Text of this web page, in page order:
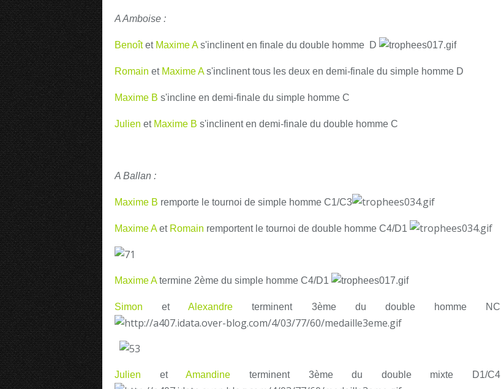
A Amboise :
Benoîtet Maxime As'inclinent en finale du double homme D
Romain et Maxime As'inclinent tous les deux en demi-finale du simple homme D
Maxime B s'incline en demi-finale du simple homme C
Julien et Maxime B s'inclinent en demi-finale du double homme C
A Ballan :
Maxime B remporte le tournoi de simple homme C1/C3
Maxime Aet Romain remportent le tournoi de double homme C4/D1
Maxime Atermine 2ème du simple homme C4/D1
Simon etAlexandre terminent 3ème du double homme NC
Julien etAmandine terminent 3ème du double mixte D1/C4